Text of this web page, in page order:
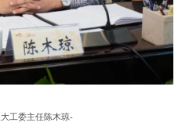
工委主任陈木琼-